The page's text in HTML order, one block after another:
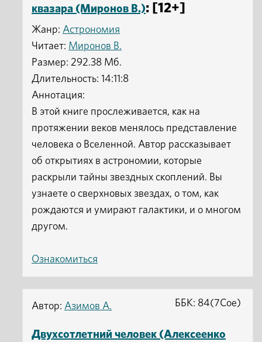
квазара (Миронов В.): [12+]
Жанр: Астрономия
Читает: Миронов В.
Размер: 292.38 Мб.
Длительность: 14:11:8
Аннотация:
В этой книге прослеживается, как на
протяжении веков менялось представление
человека о Вселенной. Автор рассказывает
об открытиях в астрономии, которые
раскрыли тайны звездных скоплений. Вы
узнаете о сверхновых звездах, о том, как
рождаются и умирают галактики, и о многом
другом.
Ознакомиться
Автор: Азимов А.
Двухсотлетний человек (Алексеенко
ББК: 84(7Сое)